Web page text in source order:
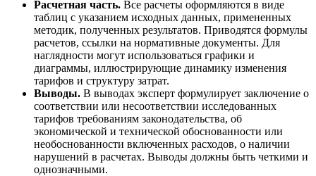
Расчетная часть. Все расчеты оформляются в виде
таблиц с указанием исходных данных, примененных
методик, полученных результатов. Приводятся формулы
расчетов, ссылки на нормативные документы. Для
наглядности могут использоваться графики и
диаграммы, иллюстрирующие динамику изменения
тарифов и структуру затрат.
Выводы. В выводах эксперт формулирует заключение о
соответствии или несоответствии исследованных
тарифов требованиям законодательства, об
экономической и технической обоснованности или
необоснованности включенных расходов, о наличии
нарушений в расчетах. Выводы должны быть четкими и
однозначными.